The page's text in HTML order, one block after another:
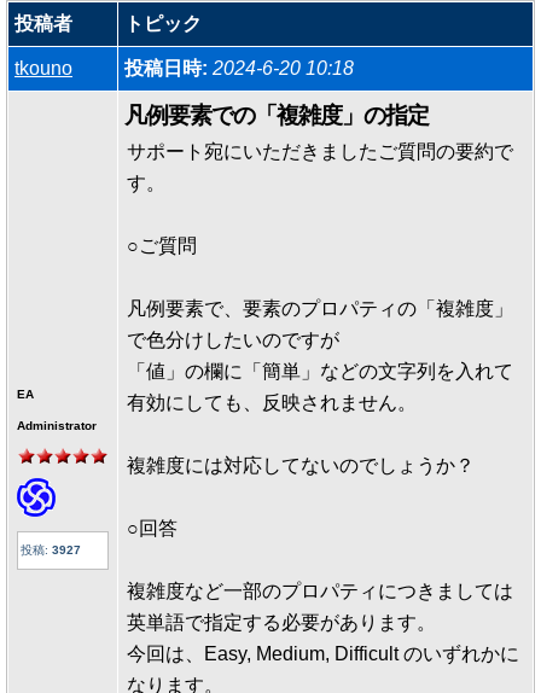
投稿者 トピック
tkouno 投稿日時: 2024-6-20 10:18
EA
Administrator
投稿: 3927
凡例要素での「複雑度」の指定
サポート宛にいただきましたご質問の要約で
す。
○ご質問
凡例要素で、要素のプロパティの「複雑度」
で色分けしたいのですが
「値」の欄に「簡単」などの文字列を入れて
有効にしても、反映されません。
複雑度には対応してないのでしょうか？
○回答
複雑度など一部のプロパティにつきましては
英単語で指定する必要があります。
今回は、Easy, Medium, Difficult のいずれかに
なります。